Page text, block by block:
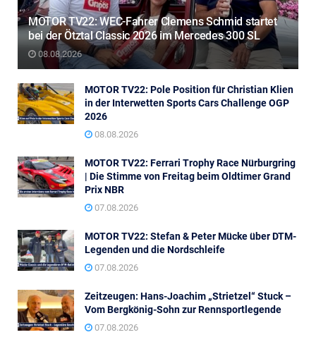
MOTOR TV22: WEC-Fahrer Clemens Schmid startet
bei der Ötztal Classic 2026 im Mercedes 300 SL
08.08.2026
MOTOR TV22: Pole Position für Christian Klien
in der Interwetten Sports Cars Challenge OGP
2026
08.08.2026
MOTOR TV22: Ferrari Trophy Race Nürburgring
| Die Stimme von Freitag beim Oldtimer Grand
Prix NBR
07.08.2026
MOTOR TV22: Stefan & Peter Mücke über DTM-
Legenden und die Nordschleife
07.08.2026
Zeitzeugen: Hans-Joachim „Strietzel“ Stuck –
Vom Bergkönig-Sohn zur Rennsportlegende
07.08.2026